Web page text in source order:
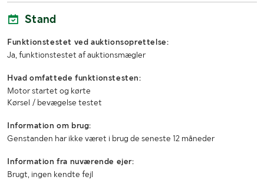
Øvrige mål
Bredde: 1.936 mm
Stand
Funktionstestet ved auktionsoprettelse:
Ja, funktionstestet af auktionsmægler
Hvad omfattede funktionstesten:
Motor startet og kørte
Kørsel / bevægelse testet
Information om brug:
Genstanden har ikke været i brug de seneste 12 måneder
Information fra nuværende ejer:
Brugt, ingen kendte fejl